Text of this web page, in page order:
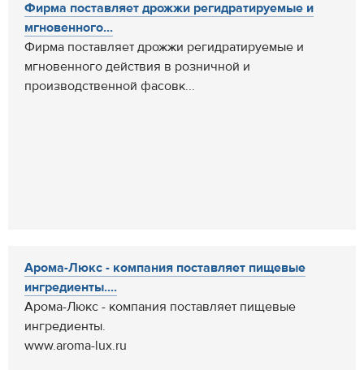
Фирма поставляет дрожжи регидратируемые и
мгновенного...
Фирма поставляет дрожжи регидратируемые и
мгновенного действия в розничной и
производственной фасовк...
Арома-Люкс - компания поставляет пищевые
ингредиенты....
Арома-Люкс - компания поставляет пищевые
ингредиенты.
www.aroma-lux.ru